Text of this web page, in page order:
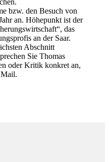
bzw. den Besuch von
an. Höhepunkt ist der
das
an der Saar.
Abschnitt
Sie Thomas
oder Kritik konkret an,
Mail.